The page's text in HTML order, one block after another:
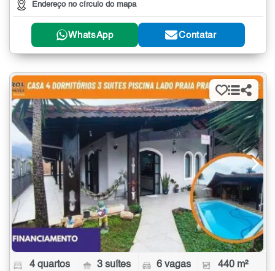
Endereço no círculo do mapa
WhatsApp Contatar
4 quartos 3 suítes 6 vagas 440 m²